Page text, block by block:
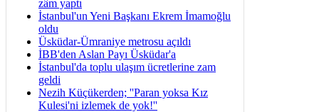
zâm yaptı
İstanbul'un Yeni Başkanı Ekrem İmamoğlu
oldu
Üsküdar-Ümraniye metrosu açıldı
İBB'den Aslan Payı Üsküdar'a
İstanbul'da toplu ulaşım ücretlerine zam
geldi
Nezih Küçükerden; ''Paran yoksa Kız
Kulesi'ni izlemek de yok!''